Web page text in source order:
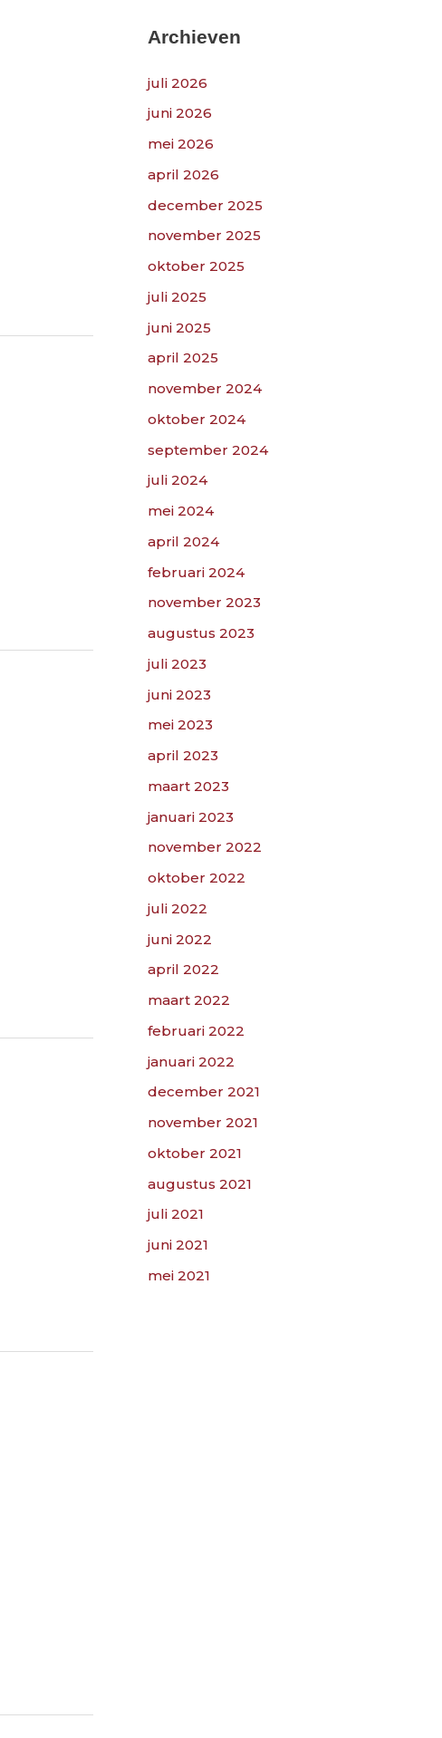
n
a
r
:
Archieven
juli 2026
juni 2026
mei 2026
april 2026
december 2025
november 2025
oktober 2025
juli 2025
juni 2025
april 2025
november 2024
oktober 2024
september 2024
juli 2024
mei 2024
april 2024
februari 2024
november 2023
augustus 2023
juli 2023
juni 2023
mei 2023
april 2023
maart 2023
januari 2023
november 2022
oktober 2022
juli 2022
juni 2022
april 2022
maart 2022
februari 2022
januari 2022
december 2021
november 2021
oktober 2021
augustus 2021
juli 2021
juni 2021
mei 2021